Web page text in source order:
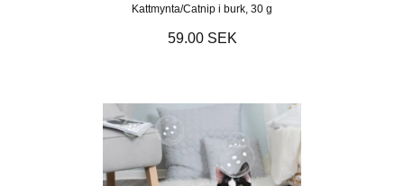
Kattmynta/Catnip i burk, 30 g
59.00 SEK